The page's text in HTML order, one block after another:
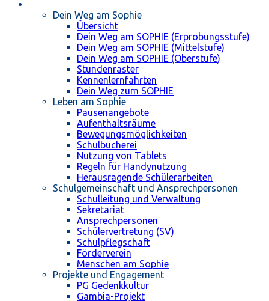
Dein Weg am Sophie
Übersicht
Dein Weg am SOPHIE (Erprobungsstufe)
Dein Weg am SOPHIE (Mittelstufe)
Dein Weg am SOPHIE (Oberstufe)
Stundenraster
Kennenlernfahrten
Dein Weg zum SOPHIE
Leben am Sophie
Pausenangebote
Aufenthaltsräume
Bewegungsmöglichkeiten
Schulbücherei
Nutzung von Tablets
Regeln für Handynutzung
Herausragende Schülerarbeiten
Schulgemeinschaft und Ansprechpersonen
Schulleitung und Verwaltung
Sekretariat
Ansprechpersonen
Schülervertretung (SV)
Schulpflegschaft
Förderverein
Menschen am Sophie
Projekte und Engagement
PG Gedenkkultur
Gambia-Projekt